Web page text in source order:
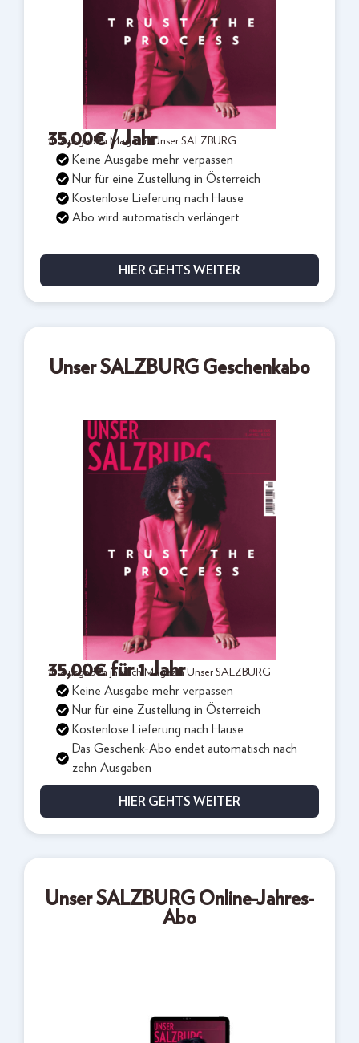
35,00€ / Jahr
10 Ausgaben Magazin Unser SALZBURG
Keine Ausgabe mehr verpassen
Nur für eine Zustellung in Österreich
Kostenlose Lieferung nach Hause
Abo wird automatisch verlängert
HIER GEHTS WEITER
Unser SALZBURG Geschenkabo
35,00€ für 1 Jahr
10 Ausgaben jährlich Magazin Unser SALZBURG
Keine Ausgabe mehr verpassen
Nur für eine Zustellung in Österreich
Kostenlose Lieferung nach Hause
Das Geschenk-Abo endet automatisch nach
zehn Ausgaben
HIER GEHTS WEITER
Unser SALZBURG Online-Jahres-
Abo